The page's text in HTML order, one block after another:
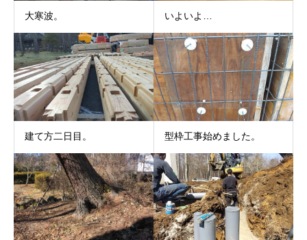
大寒波。 いよいよ…
建て方二日目。 型枠工事始めました。